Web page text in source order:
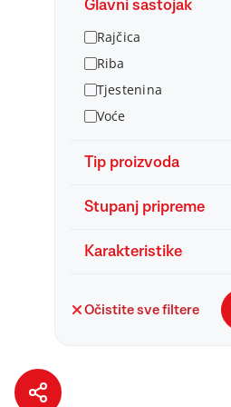
Glavni sastojak
Rajčica
Riba
Tjestenina
Voće
Tip proizvoda
Stupanj pripreme
Karakteristike
Očistite sve filtere